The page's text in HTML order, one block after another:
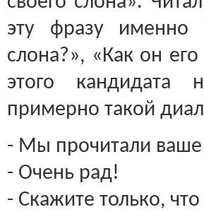
эту фразу именно
слона?», «Как он
этого кандидата
примерно такой
- Мы прочитали ваше
- Очень рад!
- Скажите только,